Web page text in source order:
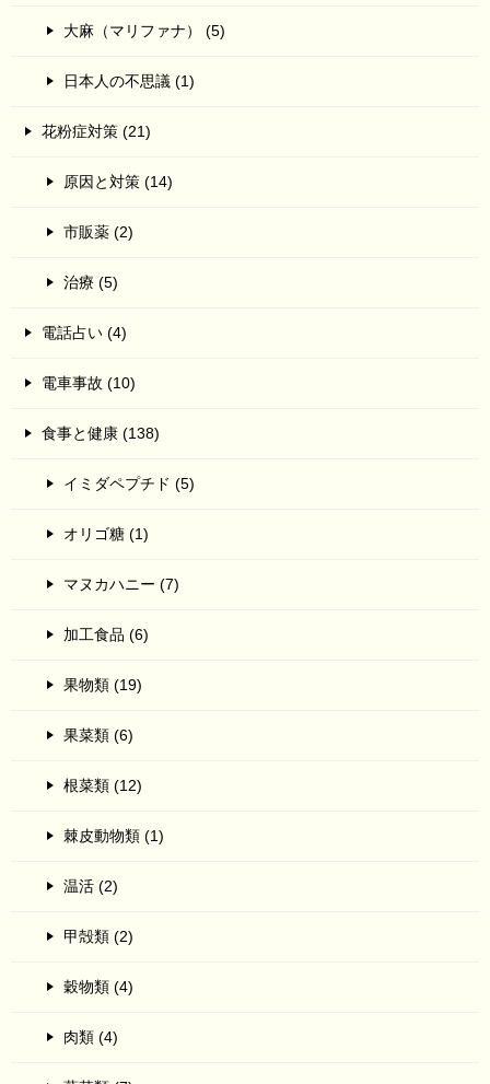
大麻（マリファナ） (5)
日本人の不思議 (1)
花粉症対策 (21)
原因と対策 (14)
市販薬 (2)
治療 (5)
電話占い (4)
電車事故 (10)
食事と健康 (138)
イミダペプチド (5)
オリゴ糖 (1)
マヌカハニー (7)
加工食品 (6)
果物類 (19)
果菜類 (6)
根菜類 (12)
棘皮動物類 (1)
温活 (2)
甲殻類 (2)
穀物類 (4)
肉類 (4)